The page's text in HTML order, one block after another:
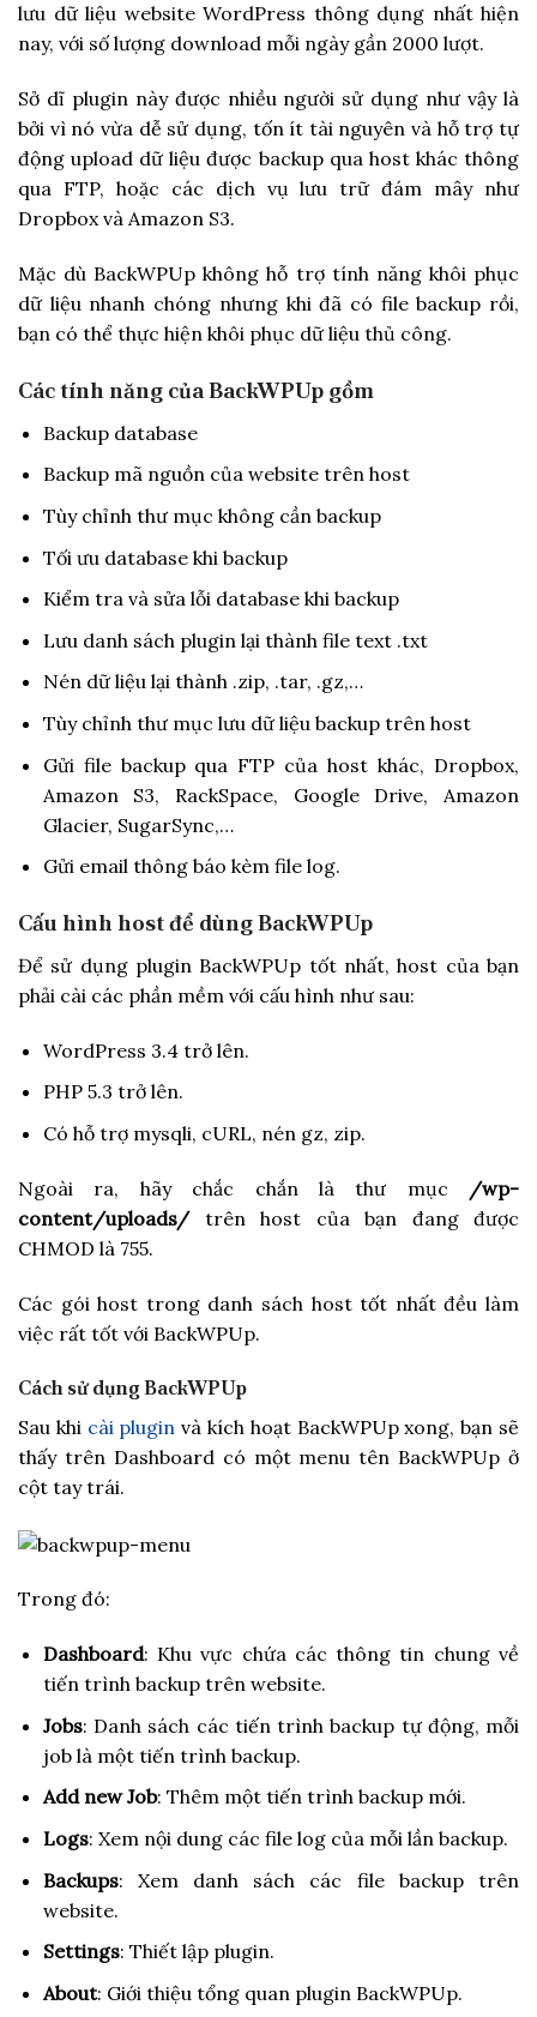
lưu dữ liệu website WordPress thông dụng nhất hiện
nay, với số lượng download mỗi ngày gần 2000 lượt.
Sở dĩ plugin này được nhiều người sử dụng như vậy là
bởi vì nó vừa dễ sử dụng, tốn ít tài nguyên và hỗ trợ tự
động upload dữ liệu được backup qua host khác thông
qua FTP, hoặc các dịch vụ lưu trữ đám mây như
Dropbox và Amazon S3.
Mặc dù BackWPUp không hỗ trợ tính năng khôi phục
dữ liệu nhanh chóng nhưng khi đã có file backup rồi,
bạn có thể thực hiện khôi phục dữ liệu thủ công.
Các tính năng của BackWPUp gồm
Backup database
Backup mã nguồn của website trên host
Tùy chỉnh thư mục không cần backup
Tối ưu database khi backup
Kiểm tra và sửa lỗi database khi backup
Lưu danh sách plugin lại thành file text .txt
Nén dữ liệu lại thành .zip, .tar, .gz,…
Tùy chỉnh thư mục lưu dữ liệu backup trên host
Gửi file backup qua FTP của host khác, Dropbox,
Amazon S3, RackSpace, Google Drive, Amazon
Glacier, SugarSync,…
Gửi email thông báo kèm file log.
Cấu hình host để dùng BackWPUp
Để sử dụng plugin BackWPUp tốt nhất, host của bạn
phải cài các phần mềm với cấu hình như sau:
WordPress 3.4 trở lên.
PHP 5.3 trở lên.
Có hỗ trợ mysqli, cURL, nén gz, zip.
Ngoài ra, hãy chắc chắn là thư mục
/wp-
content/uploads/trên host của bạn đang được
CHMOD là 755.
Các gói host trong danh sách host tốt nhất đều làm
việc rất tốt với BackWPUp.
Cách sử dụng BackWPUp
Sau khi cài plugin và kích hoạt BackWPUp xong, bạn sẽ
thấy trên Dashboard có một menu tên BackWPUp ở
cột tay trái.
Trong đó:
Dashboard: Khu vực chứa các thông tin chung về
tiến trình backup trên website.
Jobs: Danh sách các tiến trình backup tự động, mỗi
job là một tiến trình backup.
Add new Job: Thêm một tiến trình backup mới.
Logs: Xem nội dung các file log của mỗi lần backup.
Backups: Xem danh sách các file backup trên
website.
Settings: Thiết lập plugin.
About: Giới thiệu tổng quan plugin BackWPUp.